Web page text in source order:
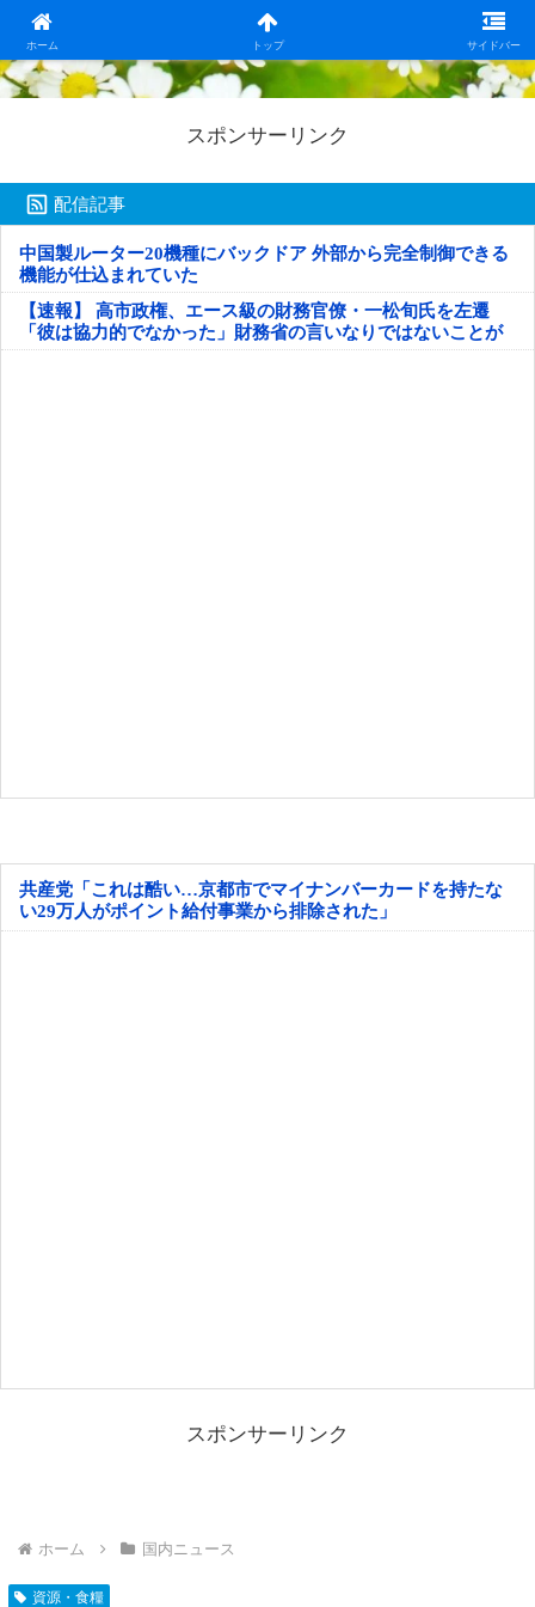
ホーム トップ サイドバー
日本第一！ニュース録
スポンサーリンク
配信記事
中国製ルーター20機種にバックドア 外部から完全制御できる
機能が仕込まれていた
【速報】 高市政権、エース級の財務官僚・一松旬氏を左遷
「彼は協力的でなかった」財務省の言いなりではないことが
判明
共産党「これは酷い…京都市でマイナンバーカードを持たな
い29万人がポイント給付事業から排除された」
スポンサーリンク
ホーム 国内ニュース
資源・食糧